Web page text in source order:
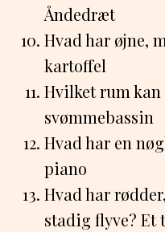
Åndedræt
Hvad har øjne,
kartoffel
Hvilket rum
svømmebassin
Hvad har en
piano
Hvad har
stadig flyve? Et